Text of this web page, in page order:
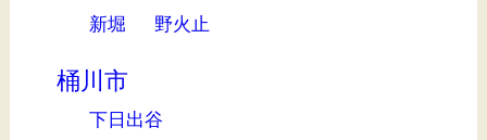
新堀 野火止
桶川市
下日出谷